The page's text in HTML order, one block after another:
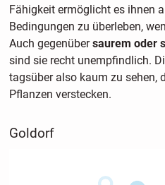
Fähigkeit ermöglicht es ihnen
Bedingungen zu überleben,
Auch gegenübersaurem oder
sind sie recht unempfindlich.
tagsüber also kaum zu sehen,
Pflanzen verstecken.
Goldorf